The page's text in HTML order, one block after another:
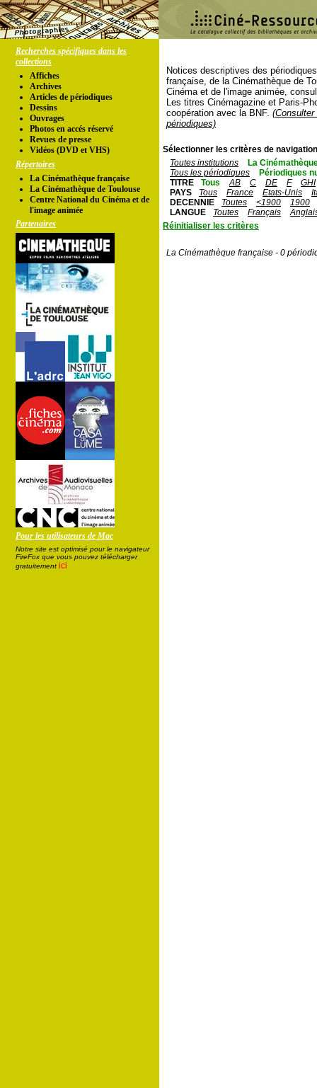
Recherches spécifiques dans les
collections
Affiches
Archives
Articles de périodiques
Dessins
Ouvrages
Photos en accés réservé
Revues de presse
Vidéos (DVD et VHS)
Répertoires
La Cinémathèque française
La Cinémathèque de Toulouse
Centre National du Cinéma et de
l'image animée
Partenaires
Pour les utilisateurs de Mac
Notre site est optimisé pour le navigateur
FireFox que vous pouvez télécharger
gratuitement ici
Notices descriptives des
française, de la Cinémathèque de
Cinéma et de l'image animée,
Les titres Cinémagazine et Paris-
coopération avec la BNF.
périodiques)
Sélectionner les critères de
Toutes institutions
La
Tous les périodiques
Périodiques
TITRE
Tous AB C DE F
GHI
PAYS
Tous France Etats-Unis
DECENNIE
Toutes <1900
1900
LANGUE
Toutes Français
Réinitialiser les critères
La Cinémathèque française - 0